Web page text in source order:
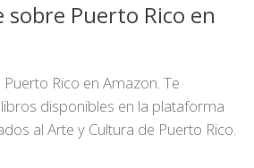
sobre Puerto Rico en
Rico en Amazon. Te
disponibles en la plataforma
al Arte y Cultura de Puerto Rico.